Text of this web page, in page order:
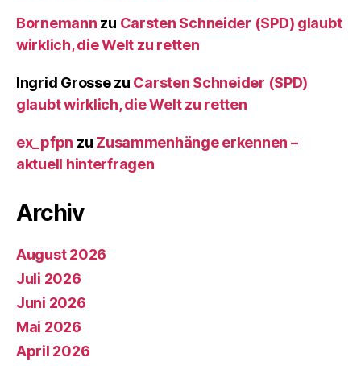
Bornemann zu Carsten Schneider (SPD) glaubt
wirklich, die Welt zu retten
Ingrid Grossezu Carsten Schneider (SPD)
glaubt wirklich, die Welt zu retten
ex_pfpn zu Zusammenhänge erkennen –
aktuell hinterfragen
Archiv
August 2026
Juli 2026
Juni 2026
Mai 2026
April 2026